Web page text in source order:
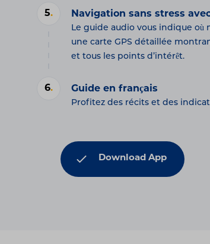
5. Navigation sans stress
Le guide audio vous indique où
une carte GPS détaillée
et tous les points d’intérêt.
6. Guide en français
Profitez des récits et des
Download App